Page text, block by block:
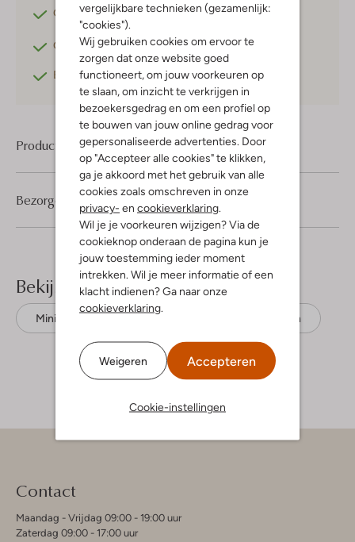
vergelijkbare technieken (gezamenlijk:
"cookies").
Wij gebruiken cookies om ervoor te
zorgen dat onze website goed
functioneert, om jouw voorkeuren op
te slaan, om inzicht te verkrijgen in
bezoekersgedrag en om een profiel op
te bouwen van jouw online gedrag voor
gepersonaliseerde advertenties. Door
op "Accepteer alle cookies" te klikken,
ga je akkoord met het gebruik van alle
cookies zoals omschreven in onze
privacy- en cookieverklaring.
Wil je je voorkeuren wijzigen? Via de
cookieknop onderaan de pagina kun je
jouw toestemming ieder moment
intrekken. Wil je meer informatie of een
klacht indienen? Ga naar onze
cookieverklaring.
Weigeren Accepteren
Cookie-instellingen
Gratis verzendingvanaf €75,-
Gratis retournerenbinnen 30 dagen*
Betaal achterafmet Klarna
Product informatie
Bezorgen & retourneren
Bekijk meer
Mini jurken Looxs 10sixteen Katoen
Contact
Maandag - Vrijdag 09:00 - 19:00 uur
Zaterdag 09:00 - 17:00 uur